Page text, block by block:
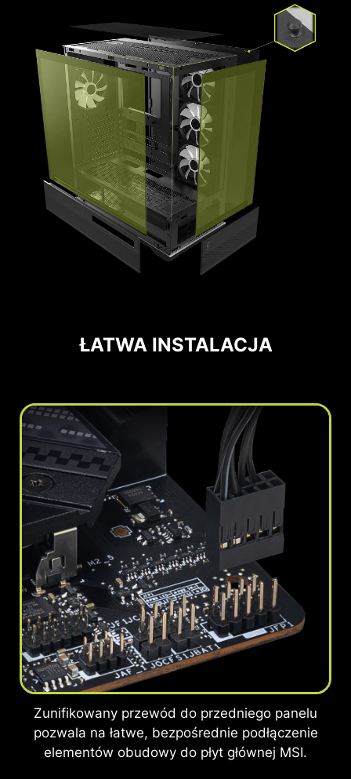
Góra | mocowany magnetycznie filtr
przeciwpyłowy
Dół | wyjmowany filtr przeciwpyłowy
ŁATWA INSTALACJA
Zunifikowany przewód do przedniego panelu
pozwala na łatwe, bezpośrednie podłączenie
elementów obudowy do płyt głównej MSI.